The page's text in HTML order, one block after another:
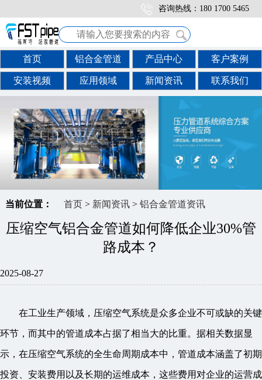
咨询热线：180 1700 5465
首页 铝合金管道 产品中心 客户案例
安装视频 应用领域 新闻资讯 联系我们
当前位置： 首页> 新闻资讯> 铝合金管道资讯
压缩空气铝合金管道如何降低企业30%管
路成本？
2025-08-27
在工业生产领域，压缩空气系统是众多企业不可或缺的关键
环节，而其中的管道成本占据了相当大的比重。据相关数据显
示，在压缩空气系统的全生命周期成本中，管道成本涵盖了初期
投资、安装费用以及长期的运维成本，这些费用对企业的运营成